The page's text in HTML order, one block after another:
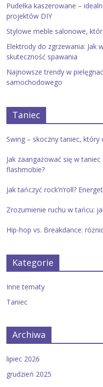
Pudełka kaszerowane –
projektów DIY
Stylowe meble salonowe,
Elektrody do zgrzewania: Jak
skuteczność spawania
Najnowsze trendy w
samochodowego
Taniec
Swing – skoczny taniec,
Jak zaangażować się w
flashmobie?
Jak tańczyć rock’n’roll?
Zrozumienie ruchu w tańcu:
Hip-hop vs. Breakdance:
Kategorie
Inne tematy
Taniec
Archiwa
lipiec 2026
grudzień 2025